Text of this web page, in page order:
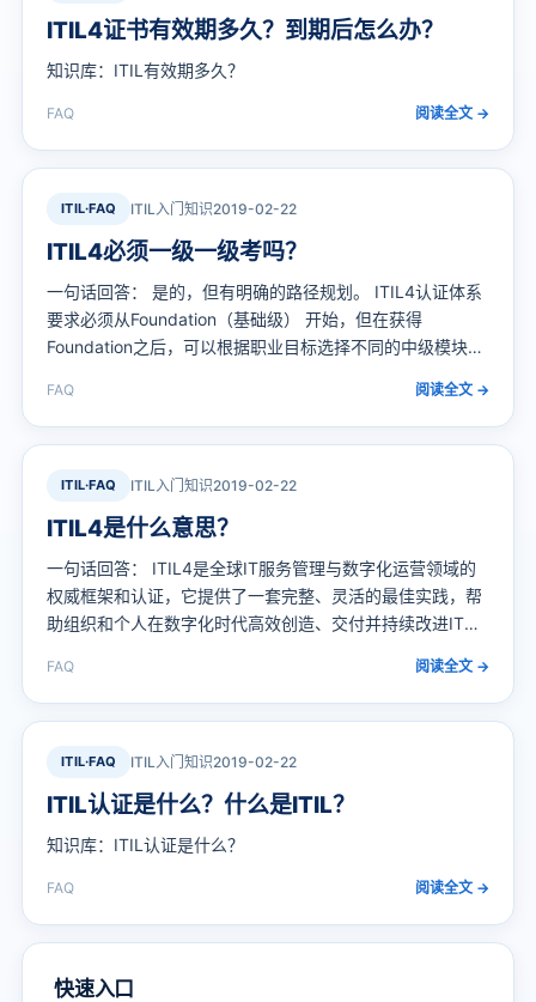
ITIL4证书有效期多久？到期后怎么办？
知识库：ITIL有效期多久？
FAQ 阅读全文 →
ITIL·FAQ ITIL入门知识2019-02-22
ITIL4必须一级一级考吗？
一句话回答： 是的，但有明确的路径规划。 ITIL4认证体系
要求必须从Foundation（基础级） 开始，但在获得
Foundation之后，可以根据职业目标选择不同的中级模块组
考完所有模块。
FAQ 阅读全文 →
ITIL·FAQ ITIL入门知识2019-02-22
ITIL4是什么意思？
一句话回答： ITIL4是全球IT服务管理与数字化运营领域的
权威框架和认证，它提供了一套完整、灵活的最佳实践，帮
助组织和个人在数字化时代高效创造、交付并持续改进IT服
FAQ 阅读全文 →
ITIL·FAQ ITIL入门知识2019-02-22
ITIL认证是什么？什么是ITIL？
知识库：ITIL认证是什么？
FAQ 阅读全文 →
快速入口